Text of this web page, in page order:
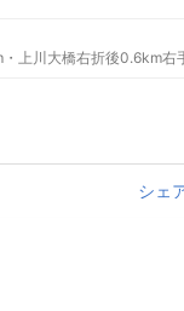
上川大橋右折後0.6km右
シェ